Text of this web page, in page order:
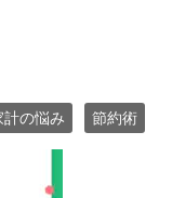
計の悩み 節約術